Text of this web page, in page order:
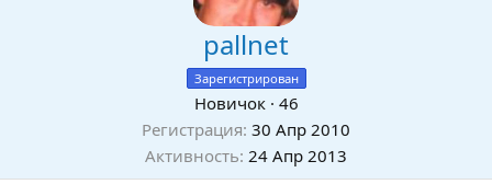
pallnet
Зарегистрирован
Новичок · 46
Регистрация 30 Апр 2010
Активность 24 Апр 2013